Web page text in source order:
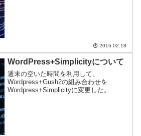
2016.02.18
WordPress+Simplicityについて
週末の空いた時間を利用して、
Wordpress+Gush2の組み合わせを
Wordpress+Simplicityに変更した。